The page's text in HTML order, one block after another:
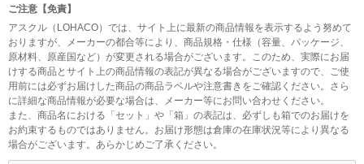
ご注意【免責】
アスクル（LOHACO）では、サイト上に最新の商品情報を表示するよう努めて
おりますが、メーカーの都合等により、商品規格・仕様（容量、パッケージ、
原材料、原産国など）が変更される場合がございます。このため、実際にお届
けする商品とサイト上の商品情報の表記が異なる場合がございますので、ご使
用前には必ずお届けした商品の商品ラベルや注意書きをご確認ください。さら
に詳細な商品情報が必要な場合は、メーカー等にお問い合わせください。
また、商品名における「セット」や「箱」の表記は、必ずしも箱でのお届けを
お約束するものではありません。お届け形態は倉庫の在庫状況等により異なる
場合がございます。あらかじめご了承ください。